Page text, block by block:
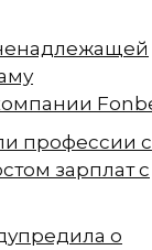
профессии с
зарплат с
о